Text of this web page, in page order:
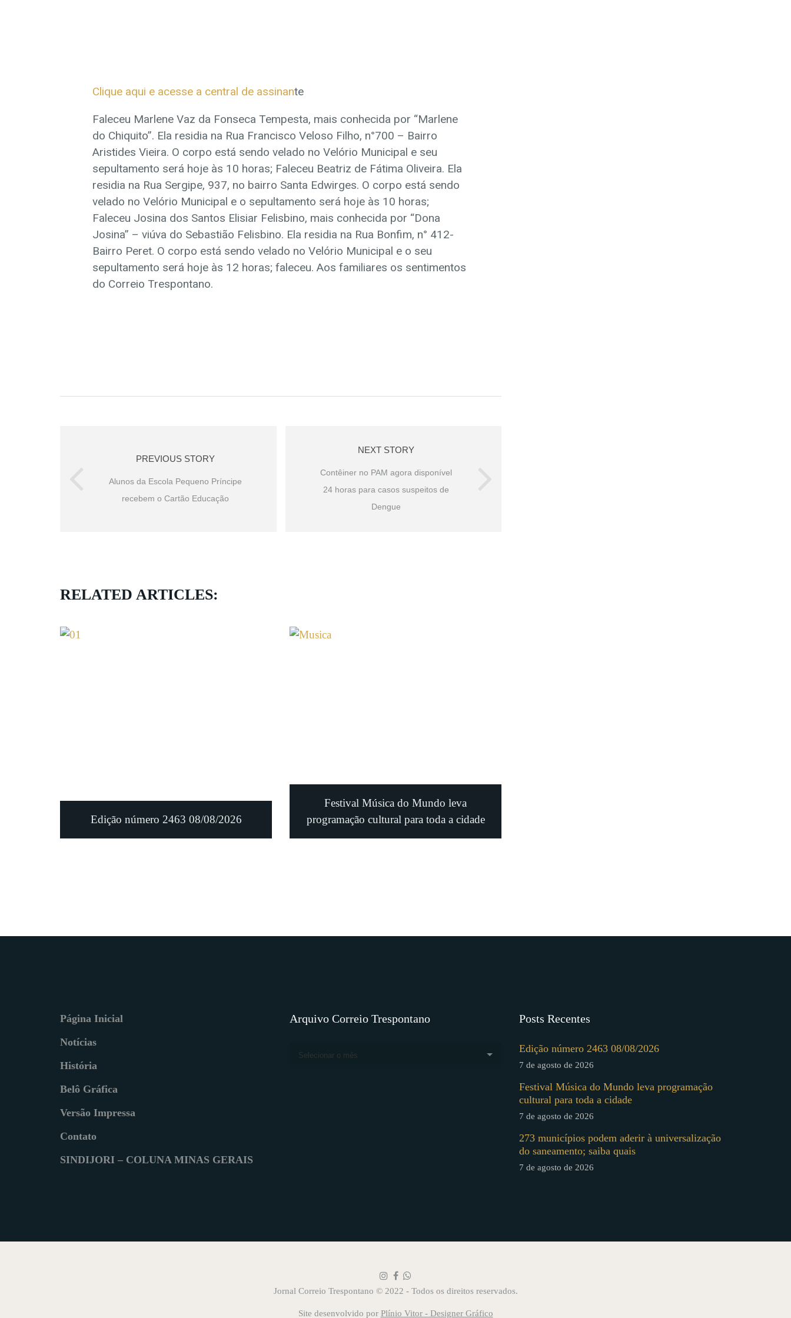
Clique aqui e acesse a central de assinante
Faleceu Marlene Vaz da Fonseca Tempesta, mais conhecida por “Marlene
do Chiquito”. Ela residia na Rua Francisco Veloso Filho, n°700 – Bairro
Aristides Vieira. O corpo está sendo velado no Velório Municipal e seu
sepultamento será hoje às 10 horas; Faleceu Beatriz de Fátima Oliveira. Ela
residia na Rua Sergipe, 937, no bairro Santa Edwirges. O corpo está sendo
velado no Velório Municipal e o sepultamento será hoje às 10 horas;
Faleceu Josina dos Santos Elisiar Felisbino, mais conhecida por “Dona
Josina” – viúva do Sebastião Felisbino. Ela residia na Rua Bonfim, n° 412-
Bairro Peret. O corpo está sendo velado no Velório Municipal e o seu
sepultamento será hoje às 12 horas; faleceu. Aos familiares os sentimentos
do Correio Trespontano.
PREVIOUS STORY
Alunos da Escola Pequeno Príncipe
recebem o Cartão Educação
NEXT STORY
Contêiner no PAM agora disponível
24 horas para casos suspeitos de
Dengue
RELATED ARTICLES:
Edição número 2463 08/08/2026
Festival Música do Mundo leva
programação cultural para toda a cidade
Página Inicial
Notícias
História
Belô Gráfica
Versão Impressa
Contato
SINDIJORI – COLUNA MINAS GERAIS
Arquivo Correio Trespontano
Selecionar o mês
Posts Recentes
Edição número 2463 08/08/2026
7 de agosto de 2026
Festival Música do Mundo leva programação
cultural para toda a cidade
7 de agosto de 2026
273 municípios podem aderir à universalização
do saneamento; saiba quais
7 de agosto de 2026
Jornal Correio Trespontano © 2022 - Todos os direitos reservados.
Site desenvolvido por Plínio Vitor - Designer Gráfico